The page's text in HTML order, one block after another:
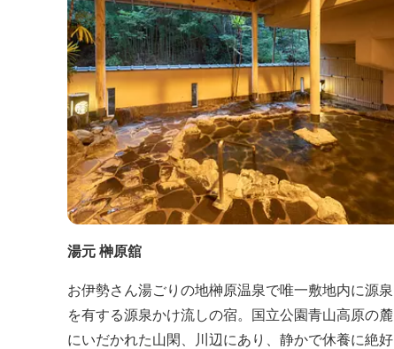
湯元 榊原舘
お伊勢さん湯ごりの地榊原温泉で唯一敷地内に源泉
を有する源泉かけ流しの宿。国立公園青山高原の麓
にいだかれた山閑、川辺にあり、静かで休養に絶好